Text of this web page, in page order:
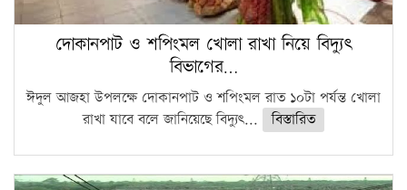
দোকানপাট ও শপিংমল খোলা রাখা নিয়ে বিদ্যুৎ
বিভাগের…
ঈদুল আজহা উপলক্ষে দোকানপাট ও শপিংমল রাত ১০টা পর্যন্ত খোলা
রাখা যাবে বলে জানিয়েছে বিদ্যুৎ...
বিস্তারিত